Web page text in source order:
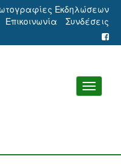
Εκδηλώσεων
Επικοινωνία Συνδέσεις